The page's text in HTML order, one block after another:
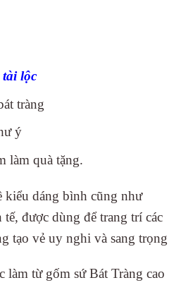
lộc
tràng
ý
làm quà tặng.
kiểu dáng bình cũng như
được dùng để trang trí các
tạo vẻ uy nghi và sang trọng
làm từ gốm sứ Bát Tràng cao